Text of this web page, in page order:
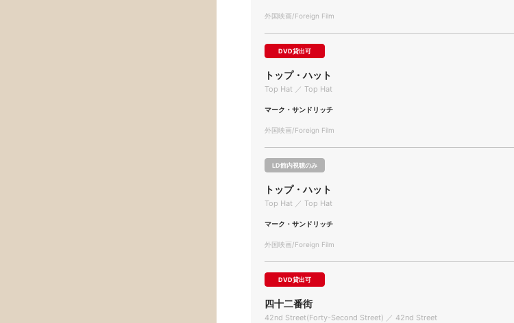
外国映画/Foreign Film
DVD貸出可
トップ・ハット
Top Hat ／ Top Hat
マーク・サンドリッチ
外国映画/Foreign Film
LD館内視聴のみ
トップ・ハット
Top Hat ／ Top Hat
マーク・サンドリッチ
外国映画/Foreign Film
DVD貸出可
四十二番街
42nd Street(Forty-Second Street) ／ 42nd Street